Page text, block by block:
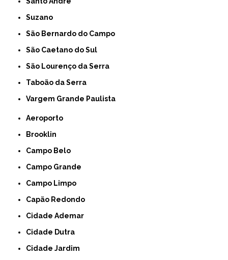
Suzano
São Bernardo do Campo
São Caetano do Sul
São Lourenço da Serra
Taboão da Serra
Vargem Grande Paulista
Aeroporto
Brooklin
Campo Belo
Campo Grande
Campo Limpo
Capão Redondo
Cidade Ademar
Cidade Dutra
Cidade Jardim